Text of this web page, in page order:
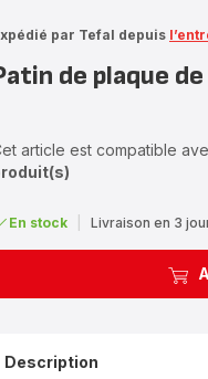
par Tefal depuis
de plaque
article est compatible
En stock Livraison en 3
Description